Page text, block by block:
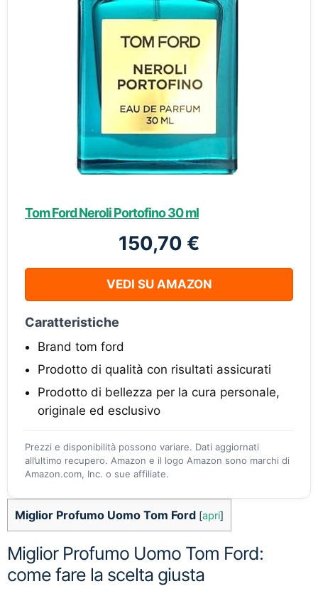
Tom Ford Neroli Portofino 30 ml
150,70 €
VEDI SU AMAZON
Caratteristiche
Brand tom ford
Prodotto di qualità con risultati assicurati
Prodotto di bellezza per la cura personale,
originale ed esclusivo
Prezzi e disponibilità possono variare. Dati aggiornati
all’ultimo recupero. Amazon e il logo Amazon sono marchi di
Amazon.com, Inc. o sue affiliate.
Miglior Profumo Uomo Tom Ford [apri]
Miglior Profumo Uomo Tom Ford:
come fare la scelta giusta